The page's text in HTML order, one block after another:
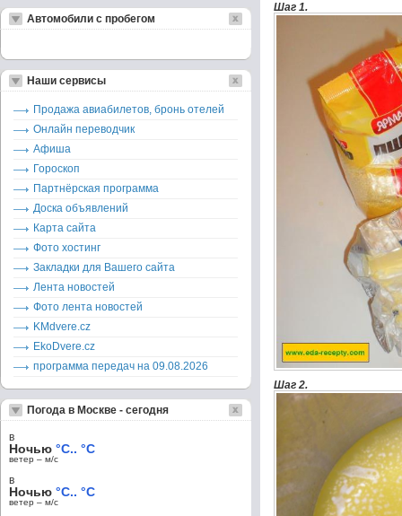
Шаг 1.
Шаг 2.
Автомобили с пробегом
Наши сервисы
Продажа авиабилетов, бронь отелей
Онлайн переводчик
Афиша
Гороскоп
Партнёрская программа
Доска объявлений
Карта сайта
Фото хостинг
Закладки для Вашего сайта
Лента новостей
Фото лента новостей
KMdvere.cz
EkoDvere.cz
программа передач на 09.08.2026
Погода в Москве - сегодня
в
Ночью °C.. °C
ветер – м/c
в
Ночью °C.. °C
ветер – м/c